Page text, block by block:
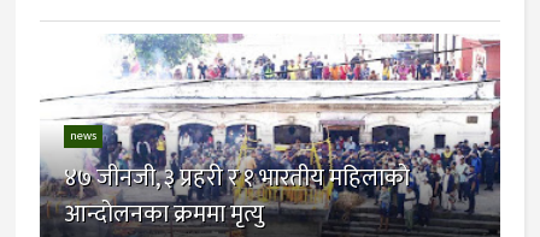
news
४७ जीनजी, ३ प्रहरी र १ भारतीय महिलाकाे
आन्दोलनका क्रममा मृत्यु